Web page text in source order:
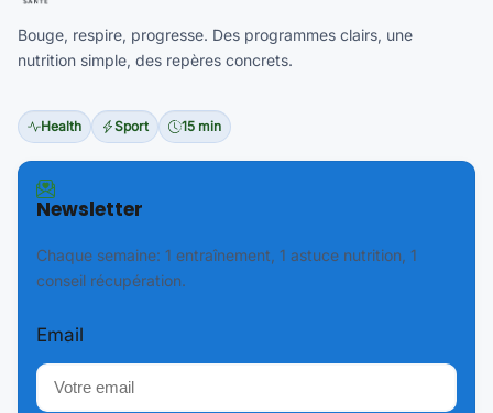
Bouge, respire, progresse. Des programmes clairs, une
nutrition simple, des repères concrets.
Health Sport 15 min
Newsletter
Chaque semaine: 1 entraînement, 1 astuce nutrition, 1
conseil récupération.
Email